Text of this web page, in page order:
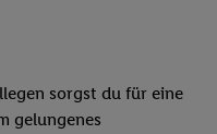
sorgst du für eine
gelungenes